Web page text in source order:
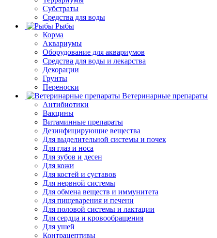
Субстраты
Средства для воды
Рыбы
Корма
Аквариумы
Оборудование для аквариумов
Средства для воды и лекарства
Декорации
Грунты
Переноски
Ветеринарные препараты
Антибиотики
Вакцины
Витаминные препараты
Дезинфицирующие вещества
Для выделительной системы и почек
Для глаз и носа
Для зубов и десен
Для кожи
Для костей и суставов
Для нервной системы
Для обмена веществ и иммунитета
Для пищеварения и печени
Для половой системы и лактации
Для сердца и кровообращения
Для ушей
Контрацептивы